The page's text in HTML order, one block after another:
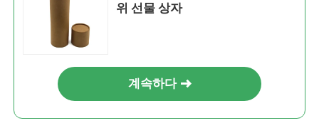
위 선물 상자
계속하다